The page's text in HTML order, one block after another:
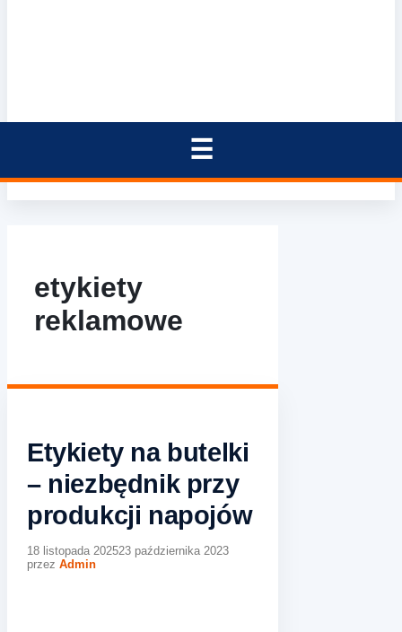
etykiety
reklamowe
Etykiety na butelki
– niezbędnik przy
produkcji napojów
18 listopada 202523 października 2023
przez Admin